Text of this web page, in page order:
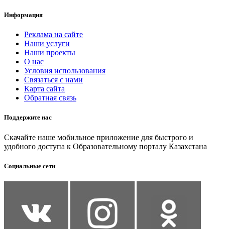
Информация
Реклама на сайте
Наши услуги
Наши проекты
О нас
Условия использования
Связаться с нами
Карта сайта
Обратная связь
Поддержите нас
Скачайте наше мобильное приложение для быстрого и
удобного доступа к Образовательному порталу Казахстана
Социальные сети